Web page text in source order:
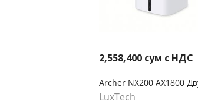
2,558,400 сум с НДС
LuxTech